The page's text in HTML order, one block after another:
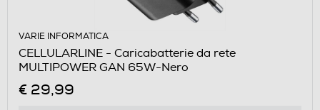
VARIE INFORMATICA
CELLULARLINE - Caricabatterie da rete
MULTIPOWER GAN 65W-Nero
€ 29,99